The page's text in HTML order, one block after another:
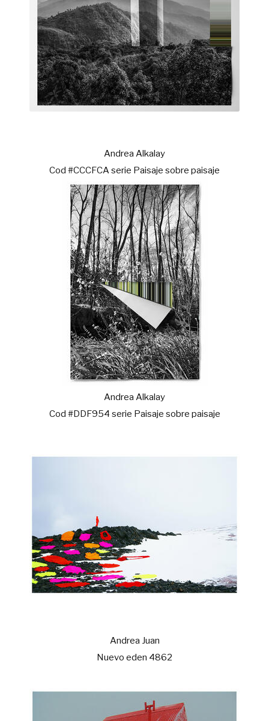
Andrea Alkalay
Cod #CCCFCA serie Paisaje sobre paisaje
Andrea Alkalay
Cod #DDF954 serie Paisaje sobre paisaje
Andrea Juan
Nuevo eden 4862